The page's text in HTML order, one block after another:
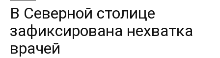
В Северной столице
зафиксирована нехватка
врачей